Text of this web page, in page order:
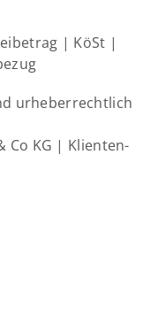
| KöSt |
urheberrechtlich
Co KG | Klienten-